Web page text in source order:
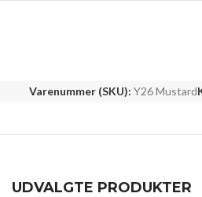
Varenummer (SKU): Y26 Mustard
UDVALGTE PRODUKTER